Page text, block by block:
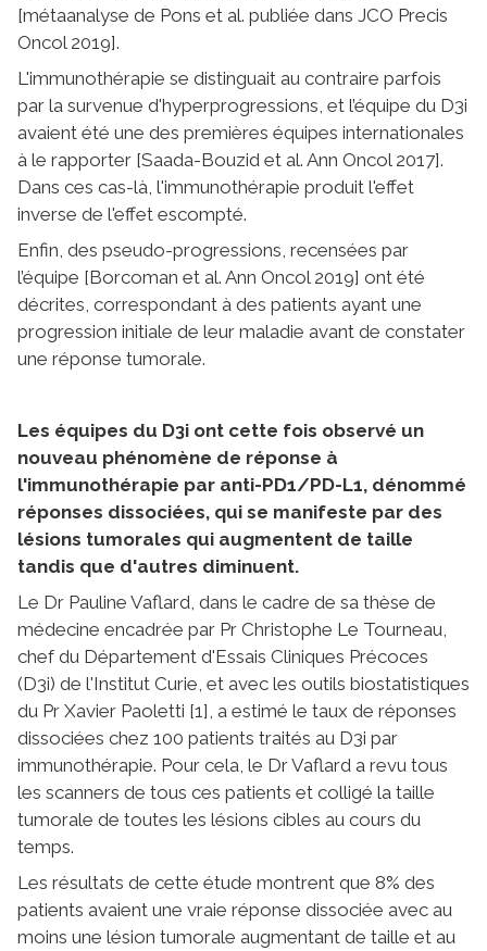
[métaanalyse de Pons et al. publiée dans JCO Precis
Oncol 2019].
L'immunothérapie se distinguait au contraire parfois
par la survenue d'hyperprogressions, et l’équipe du D3i
avaient été une des premières équipes internationales
à le rapporter [Saada-Bouzid et al. Ann Oncol 2017].
Dans ces cas-là, l'immunothérapie produit l'effet
inverse de l'effet escompté.
Enfin, des pseudo-progressions, recensées par
l’équipe [Borcoman et al. Ann Oncol 2019] ont été
décrites, correspondant à des patients ayant une
progression initiale de leur maladie avant de constater
une réponse tumorale.
Les équipes du D3i ont cette fois observé un
nouveau phénomène de réponse à
l'immunothérapie par anti-PD1/PD-L1, dénommé
réponses dissociées, qui se manifeste par des
lésions tumorales qui augmentent de taille
tandis que d'autres diminuent.
Le Dr Pauline Vaflard, dans le cadre de sa thèse de
médecine encadrée par Pr Christophe Le Tourneau,
chef du Département d'Essais Cliniques Précoces
(D3i) de l'Institut Curie, et avec les outils biostatistiques
du Pr Xavier Paoletti [1], a estimé le taux de réponses
dissociées chez 100 patients traités au D3i par
immunothérapie. Pour cela, le Dr Vaflard a revu tous
les scanners de tous ces patients et colligé la taille
tumorale de toutes les lésions cibles au cours du
temps.
Les résultats de cette étude montrent que 8% des
patients avaient une vraie réponse dissociée avec au
moins une lésion tumorale augmentant de taille et au